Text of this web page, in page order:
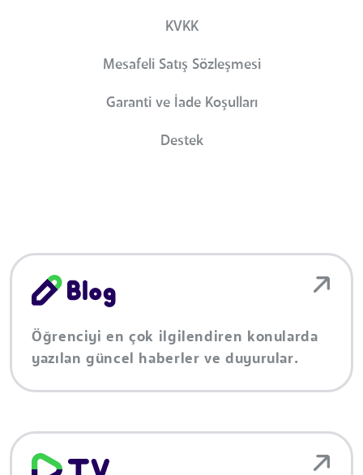
KVKK
Mesafeli Satış Sözleşmesi
Garanti ve İade Koşulları
Destek
Öğrenciyi en çok ilgilendiren konularda
yazılan güncel haberler ve duyurular.